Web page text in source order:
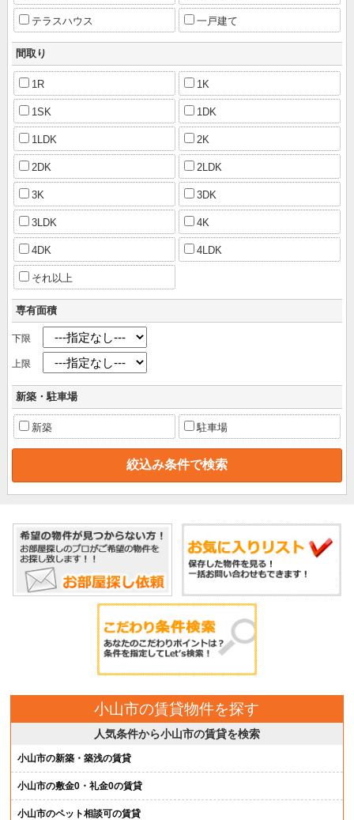
テラスハウス 一戸建て
間取り
1R 1K
1SK 1DK
1LDK 2K
2DK 2LDK
3K 3DK
3LDK 4K
4DK 4LDK
それ以上
専有面積
下限
上限
新築・駐車場
新築 駐車場
小山市の賃貸物件を探す
人気条件から小山市の賃貸を検索
小山市の新築・築浅の賃貸
小山市の敷金0・礼金0の賃貸
小山市のペット相談可の賃貸